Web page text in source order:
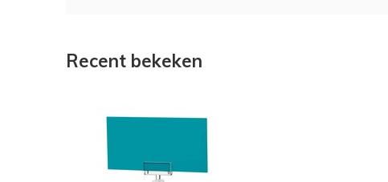
Recent bekeken